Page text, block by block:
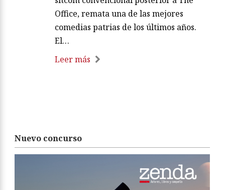
Office, remata una de las mejores
comedias patrias de los últimos años.
El…
Leer más
Nuevo concurso